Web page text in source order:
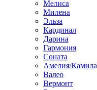
Мелиса
Милена
Эльза
Кардинал
Дарина
Гармония
Соната
Амелия/Камила
Валео
Вермонт